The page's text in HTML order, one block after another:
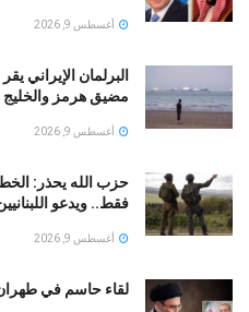
أغسطس 9, 2026
البرلمان الإيراني
مضيق هرمز والخليج
أغسطس 9, 2026
حزب الله يحذر:
فقط.. ويدعو
أغسطس 9, 2026
لقاء حاسم في